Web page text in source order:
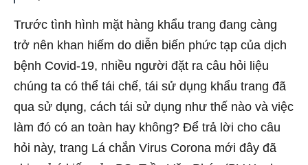
Trước tình hình mặt hàng khẩu trang đang càng
trở nên khan hiếm do diễn biến phức tạp của dịch
bệnh Covid-19, nhiều người đặt ra câu hỏi liệu
chúng ta có thể tái chế, tái sử dụng khẩu trang đã
qua sử dụng, cách tái sử dụng như thế nào và việc
làm đó có an toàn hay không? Để trả lời cho câu
hỏi này, trang Lá chắn Virus Corona mới đây đã